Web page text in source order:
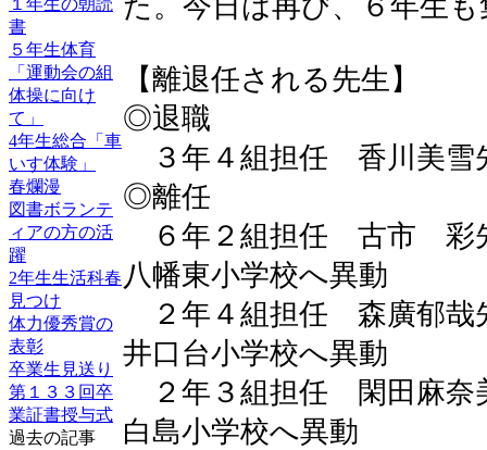
１年生の朝読
書
５年生体育
「運動会の組
体操に向け
て」
4年生総合「車
いす体験」
春爛漫
図書ボランテ
ィアの方の活
躍
2年生生活科春
見つけ
体力優秀賞の
表彰
卒業生見送り
第１３３回卒
業証書授与式
過去の記事
た。今日は再び、６年生
【離退任される先生】
◎退職
３年４組担任 香川美
◎離任
６年２組担任 古
八幡東小学校へ異動
２年４組担任 森廣郁
井口台小学校へ異動
２年３組担任 閑田
白島小学校へ異動